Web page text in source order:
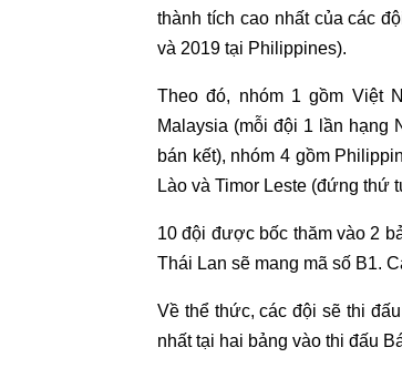
thành tích cao nhất của các
và 2019 tại Philippines).
Theo đó, nhóm 1 gồm Việt
Malaysia (mỗi đội 1 lần hạng
bán kết), nhóm 4 gồm
Lào và Timor Leste (đứng thứ
10 đội được bốc thăm vào 2
Thái Lan sẽ mang mã số B1.
Về thể thức, các đội sẽ thi
nhất tại hai bảng vào thi đấu